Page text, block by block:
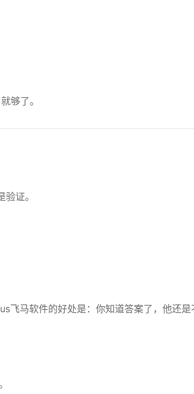
够了。
证。
飞马软件的好处是：你知道答案了，他还是